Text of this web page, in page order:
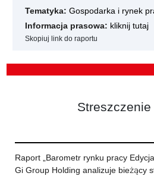
Tematyka: Gospodarka i rynek
Informacja prasowa: kliknij tutaj
Skopiuj link do raportu
Streszczenie
Raport „Barometr rynku pracy
Gi Group Holding analizuje bieżący